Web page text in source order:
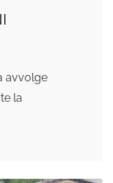
avvolge
la